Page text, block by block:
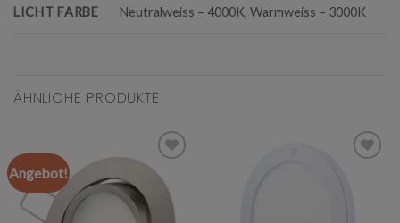
LICHT FARBE Neutralweiss – 4000K, Warmweiss – 3000K
ÄHNLICHE PRODUKTE
Angebot!
Add to
wishlist